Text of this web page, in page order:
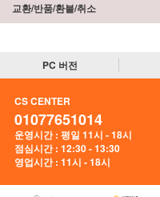
교환/반품/환불/취소
PC 버전
CS CENTER
01077651014
운영시간 : 평일 11시 - 18시
점심시간 : 12:30 - 13:30
영업시간 : 11시 - 18시